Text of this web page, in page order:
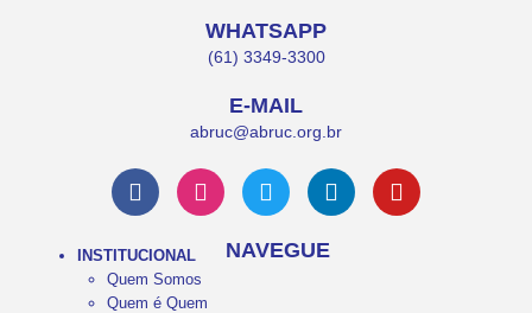
WHATSAPP
(61) 3349-3300
E-MAIL
abruc@abruc.org.br
NAVEGUE
INSTITUCIONAL
Quem Somos
Quem é Quem